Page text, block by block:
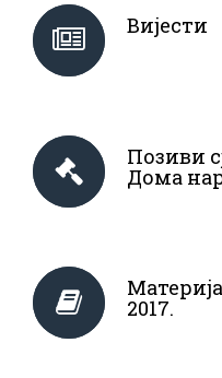
Вијести
Позиви
Дома
2017.